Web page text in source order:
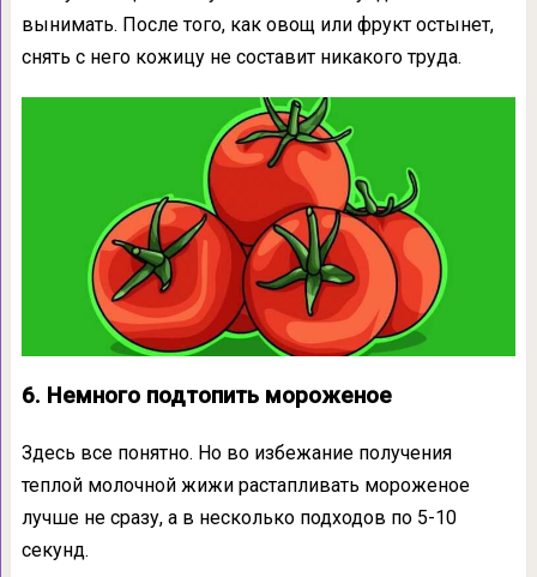
вынимать. После того, как овощ или фрукт остынет,
снять с него кожицу не составит никакого труда.
6. Немного подтопить мороженое
Здесь все понятно. Но во избежание получения
теплой молочной жижи растапливать мороженое
лучше не сразу, а в несколько подходов по 5-10
секунд.